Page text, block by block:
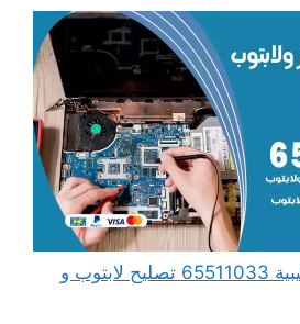
مهندس كمبيوتر الصليبية 65511033 تصليح لابتوب و